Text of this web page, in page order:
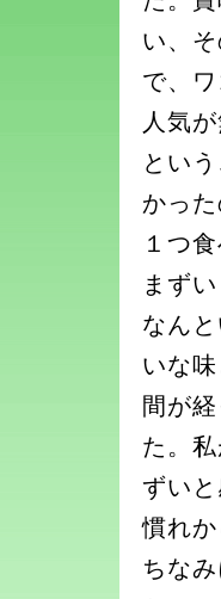
い、そ
で、
人気
とい
かった
１つ
まずい
なん
いな
間が
た。
ずい
慣れ
ちな